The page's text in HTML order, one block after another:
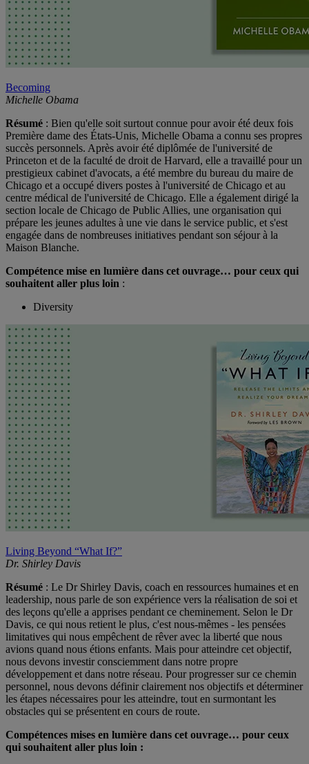
Becoming
Michelle Obama
Résumé : Bien qu'elle soit surtout connue pour avoir été deux fois
Première dame des États-Unis, Michelle Obama a connu ses propres
succès personnels. Après avoir été diplômée de l'université de
Princeton et de la faculté de droit de Harvard, elle a travaillé pour un
prestigieux cabinet d'avocats, a été membre du bureau du maire de
Chicago et a occupé divers postes à l'université de Chicago et au
centre médical de l'université de Chicago. Elle a également dirigé la
section locale de Chicago de Public Allies, une organisation qui
prépare les jeunes adultes à une vie dans le service public, et s'est
engagée dans de nombreuses initiatives pendant son séjour à la
Maison Blanche.
Compétence mise en lumière dans cet ouvrage… pour ceux qui
souhaitent aller plus loin :
Diversity
Living Beyond “What If?”
Dr. Shirley Davis
Résumé : Le Dr Shirley Davis, coach en ressources humaines et en
leadership, nous parle de son expérience vers la réalisation de soi et
des leçons qu'elle a apprises pendant ce cheminement. Selon le Dr
Davis, ce qui nous retient le plus, c'est nous-mêmes - les pensées
limitatives qui nous empêchent de rêver avec la liberté que nous
avions quand nous étions enfants. Mais pour atteindre cet objectif,
nous devons investir consciemment dans notre propre
développement et dans notre réseau. Pour progresser sur ce chemin
personnel, nous devons définir clairement nos objectifs et déterminer
les étapes nécessaires pour les atteindre, tout en surmontant les
obstacles qui se présentent en cours de route.
Compétences mises en lumière dans cet ouvrage… pour ceux
qui souhaitent aller plus loin :